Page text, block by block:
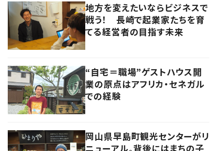
地方を変えたいならビジネスで
戦う！ 長崎で起業家たちを育
てる経営者の目指す未来
“自宅＝職場”ゲストハウス開
業の原点はアフリカ・セネガル
での経験
岡山県早島町観光センターがリ
ニューアル。背後にはまちの子